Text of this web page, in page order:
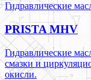
Гидравлические
PRISTA MHV
Гидравлические
смазки и
окисли.